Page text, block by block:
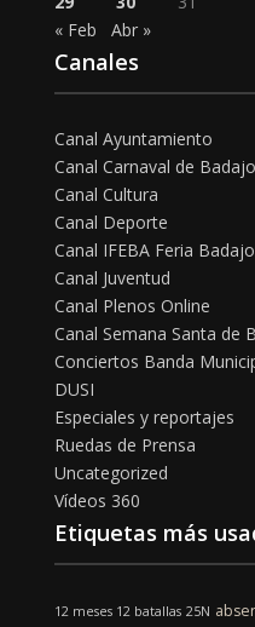
« Feb
Abr »
Canales
Canal Ayuntamiento
Canal Carnaval de
Canal Cultura
Canal Deporte
Canal IFEBA Feria
Canal Juventud
Canal Plenos Online
Canal Semana Santa de
Conciertos Banda
DUSI
Especiales y reportajes
Ruedas de Prensa
Uncategorized
Vídeos 360
Etiquetas más
12 meses 12 batallas 25N